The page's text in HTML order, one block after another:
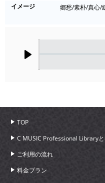
イメージ
郷愁/素朴/真心/
TOP
C MUSIC Professional Libraryと
ご利用の流れ
料金プラン